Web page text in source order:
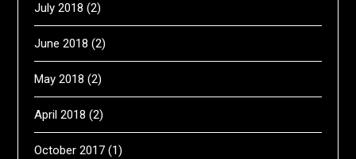
July 2018 (2)
June 2018 (2)
May 2018 (2)
April 2018 (2)
October 2017 (1)